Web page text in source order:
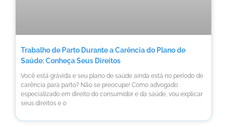
Trabalho de Parto Durante a Carência do Plano de
Saúde: Conheça Seus Direitos
Você está grávida e seu plano de saúde ainda está no período de
carência para parto? Não se preocupe! Como advogado
especializado em direito do consumidor e da saúde, vou explicar
seus direitos e o